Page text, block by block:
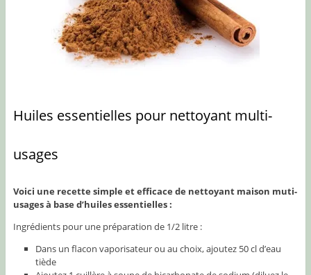
Huiles essentielles pour nettoyant multi-
usages
Voici une recette simple et efficace de nettoyant maison muti-
usages à base d’huiles essentielles :
Ingrédients pour une préparation de 1/2 litre :
Dans un flacon vaporisateur ou au choix, ajoutez 50 cl d’eau
tiède